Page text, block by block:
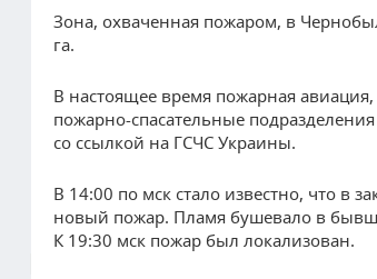
Зона, охваченная пожаром, в
га.
В настоящее время пожарная
пожарно-спасательные
со ссылкой на ГСЧС Украины.
В 14:00 по мск стало известно, что в
новый пожар. Пламя бушевало в
К 19:30 мск пожар был локализован.